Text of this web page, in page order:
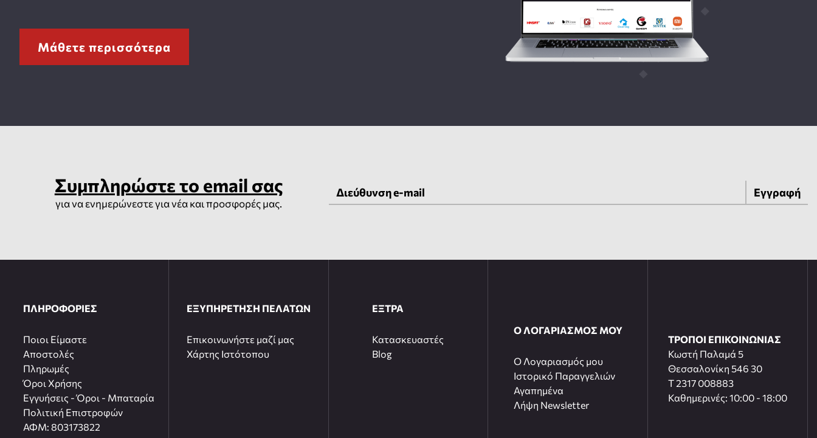
Μάθετε περισσότερα
Συμπληρώστε το email σας
για να ενημερώνεστε για νέα και προσφορές μας.
Εγγραφή
ΠΛΗΡΟΦΟΡΙΕΣ
Ποιοι Είμαστε
Αποστολές
Πληρωμές
Όροι Χρήσης
Εγγυήσεις - Όροι - Μπαταρία
Πολιτική Επιστροφών
ΑΦΜ: 803173822
ΕΞΥΠΗΡΕΤΗΣΗ ΠΕΛΑΤΩΝ
Επικοινωνήστε μαζί μας
Χάρτης Ιστότοπου
ΕΞΤΡΑ
Κατασκευαστές
Blog
Ο ΛΟΓΑΡΙΑΣΜΟΣ ΜΟΥ
O Λογαριασμός μου
Ιστορικό Παραγγελιών
Αγαπημένα
Λήψη Newsletter
ΤΡΟΠΟΙ ΕΠΙΚΟΙΝΩΝΙΑΣ
Κωστή Παλαμά 5
Θεσσαλονίκη 546 30
T 2317 008883
Καθημερινές: 10:00 - 18:00